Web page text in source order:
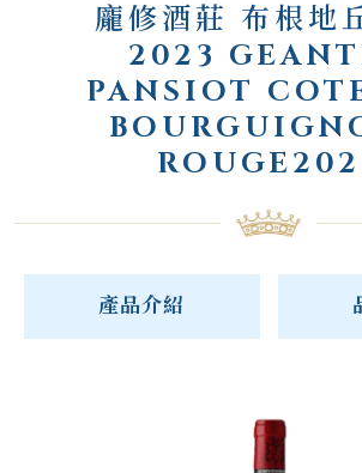
龐修酒莊 布根地
2023
PANSIOT
產品介紹